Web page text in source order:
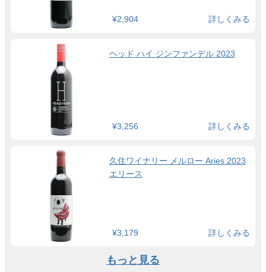
¥2,904 詳しくみる
ヘッド ハイ ジンファンデル 2023
¥3,256 詳しくみる
久住ワイナリー メルロー Aries 2023
エリース
¥3,179 詳しくみる
もっと見る